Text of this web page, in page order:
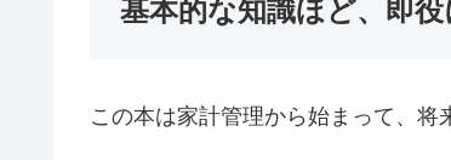
基本的な知識ほど、即役
この本は家計管理から始まって、将